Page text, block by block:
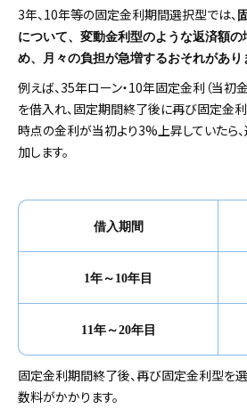
3年、10年等の固定金利期間選択型では、
について、変動金利型のような返済額
め、月々の負担が急増するおそれがあり
例えば、35年ローン・10年固定金利（当初
を借入れ、固定期間終了後に再び固定金
時点の金利が当初より3%上昇していたら
加します。
借入期間
1 年～10年目
11 年～20年目
固定金利期間終了後、再び固定金利型を
数料がかかります。